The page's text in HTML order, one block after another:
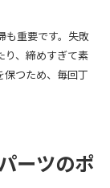
も重要です。失敗
り、締めすぎて素
つため、毎回丁
ーツのポ